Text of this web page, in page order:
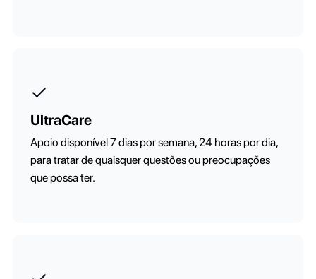
UltraCare
Apoio disponível 7 dias por semana, 24 horas por dia,
para tratar de quaisquer questões ou preocupações
que possa ter.